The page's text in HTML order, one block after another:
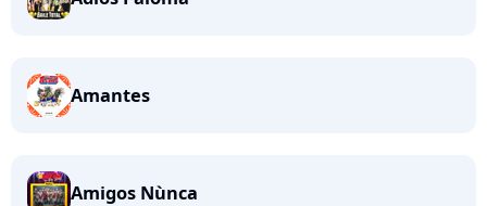
Amantes
Amigos Nùnca